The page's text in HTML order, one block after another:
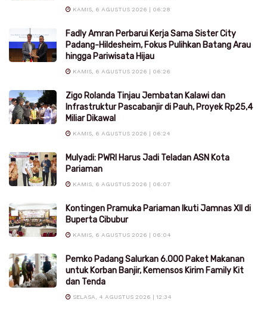
KAMIS, 6 AGUSTUS 2026 | 06:28
Fadly Amran Perbarui Kerja Sama Sister City
Padang-Hildesheim, Fokus Pulihkan Batang Arau
hingga Pariwisata Hijau
KAMIS, 6 AGUSTUS 2026 | 06:26
Zigo Rolanda Tinjau Jembatan Kalawi dan
Infrastruktur Pascabanjir di Pauh, Proyek Rp25,4
Miliar Dikawal
KAMIS, 6 AGUSTUS 2026 | 06:24
Mulyadi: PWRI Harus Jadi Teladan ASN Kota
Pariaman
KAMIS, 6 AGUSTUS 2026 | 06:07
Kontingen Pramuka Pariaman Ikuti Jamnas XII di
Buperta Cibubur
KAMIS, 6 AGUSTUS 2026 | 06:04
Pemko Padang Salurkan 6.000 Paket Makanan
untuk Korban Banjir, Kemensos Kirim Family Kit
dan Tenda
SELASA, 4 AGUSTUS 2026 | 12:34